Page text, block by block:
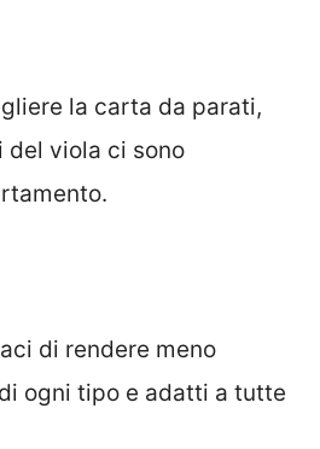
la carta da parati,
del viola ci sono
di rendere meno
ogni tipo e adatti a tutte